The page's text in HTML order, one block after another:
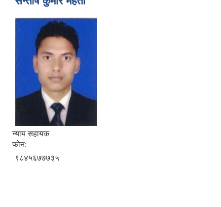
न्याय सहायक
फोन:
९८४५६७७७३५